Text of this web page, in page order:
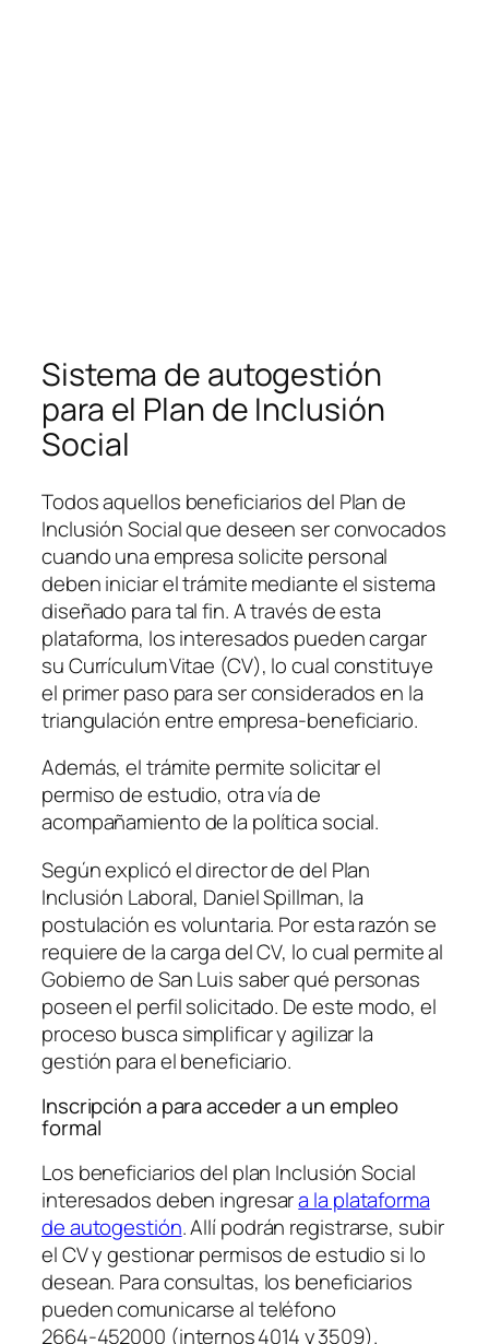
Sistema de autogestión
para el Plan de Inclusión
Social
Todos aquellos beneficiarios del Plan de
Inclusión Social que deseen ser convocados
cuando una empresa solicite personal
deben iniciar el trámite mediante el sistema
diseñado para tal fin. A través de esta
plataforma, los interesados pueden cargar
su Currículum Vitae (CV), lo cual constituye
el primer paso para ser considerados en la
triangulación entre empresa‑beneficiario.
Además, el trámite permite solicitar el
permiso de estudio, otra vía de
acompañamiento de la política social.
Según explicó el director de del Plan
Inclusión Laboral, Daniel Spillman, la
postulación es voluntaria. Por esta razón se
requiere de la carga del CV, lo cual permite al
Gobierno de San Luis saber qué personas
poseen el perfil solicitado. De este modo, el
proceso busca simplificar y agilizar la
gestión para el beneficiario.
Inscripción a para acceder a un empleo
formal
Los beneficiarios del plan Inclusión Social
interesados deben ingresara la plataforma
de autogestión. Allí podrán registrarse, subir
el CV y gestionar permisos de estudio si lo
desean. Para consultas, los beneficiarios
pueden comunicarse al teléfono
2664‑452000 (internos 4014 y 3509).